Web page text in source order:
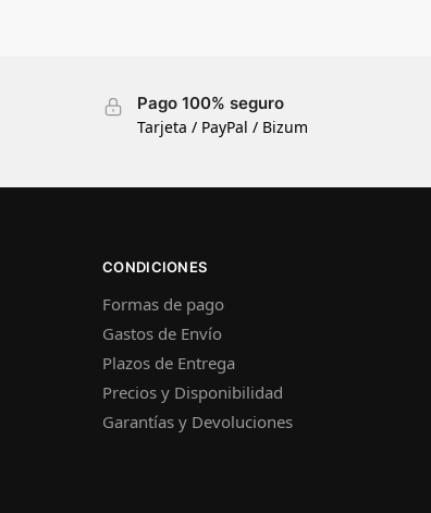
Pago 100% seguro
Tarjeta / PayPal / Bizum
CONDICIONES
Formas de pago
Gastos de Envío
Plazos de Entrega
Precios y Disponibilidad
Garantías y Devoluciones